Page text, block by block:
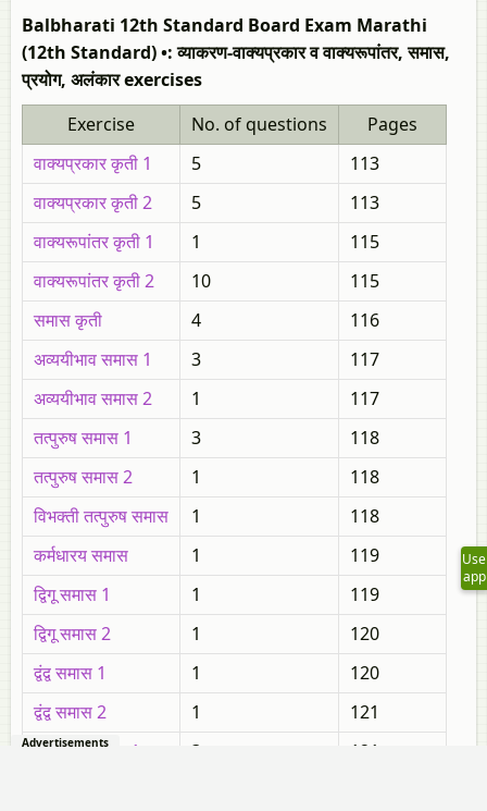
Balbharati 12th Standard Board Exam Marathi
(12th Standard) •: व्याकरण-वाक्यप्रकार व वाक्यरूपांतर, समास,
प्रयोग, अलंकार exercises
Exercise
No. of questions
Pages
वाक्यप्रकार कृती 1
5
113
वाक्यप्रकार कृती 2
5
113
वाक्यरूपांतर कृती 1
1
115
वाक्यरूपांतर कृती 2
10
115
समास कृती
4
116
अव्ययीभाव समास 1
3
117
अव्ययीभाव समास 2
1
117
तत्पुरुष समास 1
3
118
तत्पुरुष समास 2
1
118
विभक्ती तत्पुरुष समास
1
118
कर्मधारय समास
1
119
द्विगू समास 1
1
119
द्विगू समास 2
1
120
द्वंद्व समास 1
1
120
द्वंद्व समास 2
1
121
बहुव्रीही समास 1
3
121
Use
app
Advertisements